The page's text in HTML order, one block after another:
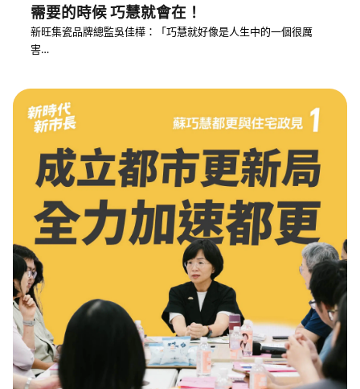
需要的時候 巧慧就會在！
新旺集瓷品牌總監吳佳樺：「巧慧就好像是人生中的一個很厲
害…